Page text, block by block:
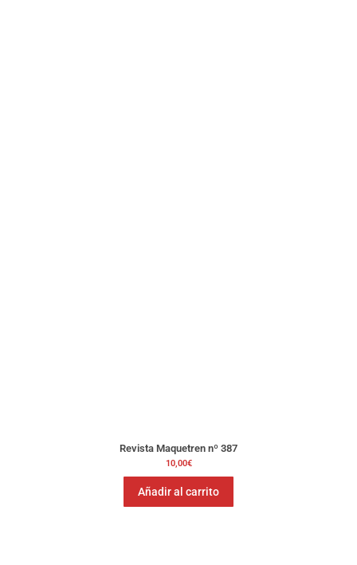
Revista Maquetren nº 387
10,00€
Añadir al carrito